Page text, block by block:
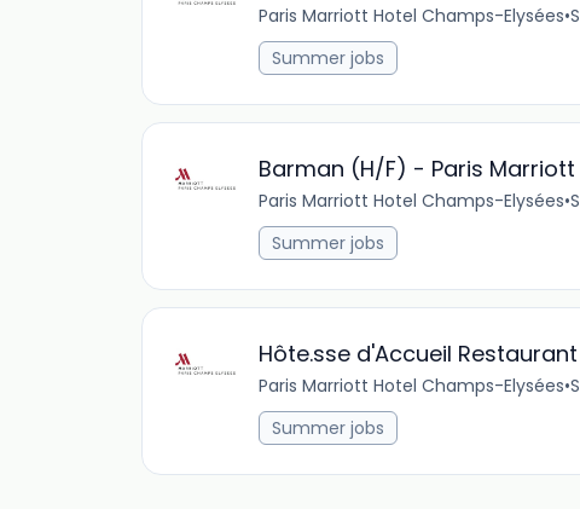
Paris Marriott Hotel Champs-Elysées•
Summer jobs
Barman (H/F) - Paris
Paris Marriott Hotel Champs-Elysées•
Summer jobs
Hôte.sse d'Accueil
Paris Marriott Hotel Champs-Elysées•
Summer jobs